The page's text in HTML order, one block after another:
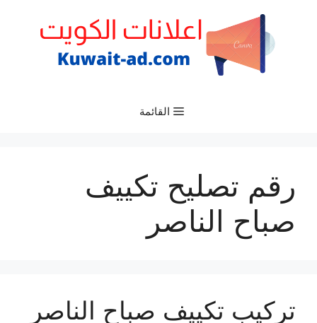
القائمة
رقم تصليح تكييف
صباح الناصر
تركيب تكييف صباح الناصر